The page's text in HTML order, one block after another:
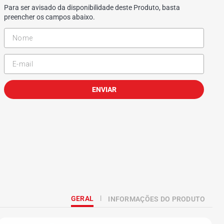
Para ser avisado da disponibilidade deste Produto, basta
preencher os campos abaixo.
ENVIAR
GERAL INFORMAÇÕES DO PRODUTO